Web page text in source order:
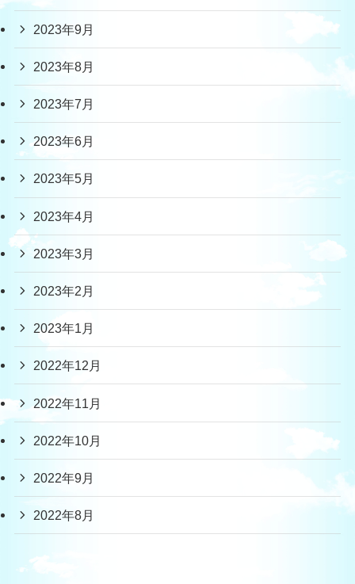
2023年9月
2023年8月
2023年7月
2023年6月
2023年5月
2023年4月
2023年3月
2023年2月
2023年1月
2022年12月
2022年11月
2022年10月
2022年9月
2022年8月